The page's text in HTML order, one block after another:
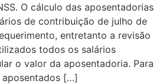
O cálculo das aposentadorias
de contribuição de julho de
entretanto a revisão
todos os salários
o valor da aposentadoria. Para
aposentados […]